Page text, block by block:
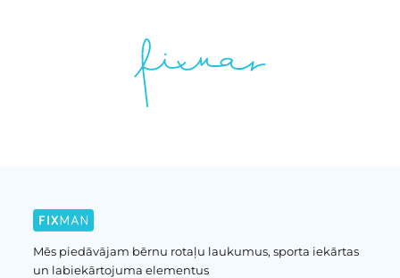
Mēs piedāvājam bērnu rotaļu laukumus, sporta iekārtas
un labiekārtojuma elementus